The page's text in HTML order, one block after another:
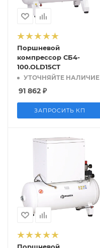
Поршневой
компрессор СБ4-
100.OLD15СТ
УТОЧНЯЙТЕ НАЛИЧИЕ
91 862 ₽
ЗАПРОСИТЬ КП